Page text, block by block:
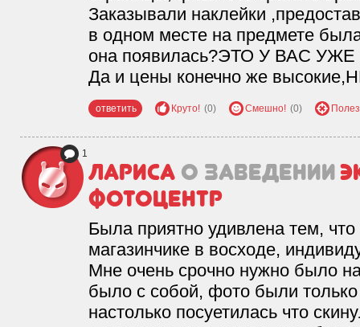
Заказывали наклейки
в одном месте на предмете
она появилась?ЭТО У ВАС
Да и цены конечно же
ответить Круто! (0) Смешно! (0)
1
Лариса о заведении
фотоцентр
Была приятно удивлена тем,
магазинчике в восходе,
Мне очень срочно нужно было
было с собой, фото были
настолько посуетилась что